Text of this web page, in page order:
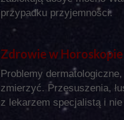
przypadku przyjemności.
Zdrowie w Horoskopie
Problemy
zmierzyć. Przesuszenia,
z lekarzem specjalistą i